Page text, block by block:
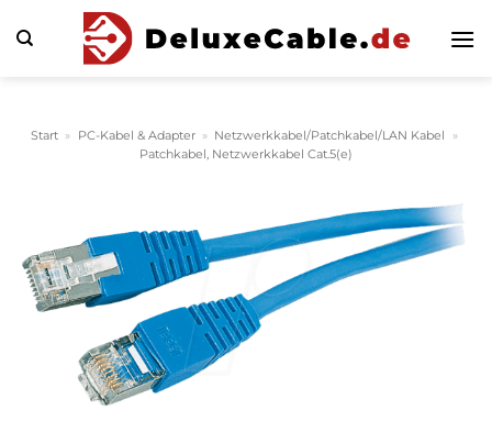
Inhalt
Start » PC-Kabel & Adapter » Netzwerkkabel/Patchkabel/LAN Kabel
»
Patchkabel, Netzwerkkabel Cat.5(e)